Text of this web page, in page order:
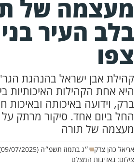
של
העיר בני
אבן ישראל בהנהגת
אחת הקהילות האיכותיות
וידועה באיכותה ובאיכות
ביום אחד. סיקור מרתק על
של תורה
כהן צדק י״ג בתמוז תשפ״ה (09/07/2025)
באדיבות המצלם